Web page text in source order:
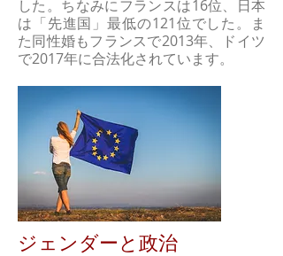
した。ちなみにフランスは16位、日本
は「先進国」最低の121位でした。ま
た同性婚もフランスで2013年、ドイツ
で2017年に合法化されています。
ジェンダーと政治